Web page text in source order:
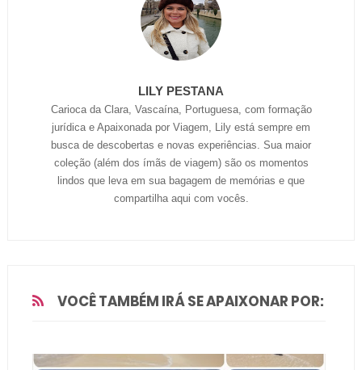
LILY PESTANA
Carioca da Clara, Vascaína, Portuguesa, com formação
jurídica e Apaixonada por Viagem, Lily está sempre em
busca de descobertas e novas experiências. Sua maior
coleção (além dos ímãs de viagem) são os momentos
lindos que leva em sua bagagem de memórias e que
compartilha aqui com vocês.
VOCÊ TAMBÉM IRÁ SE APAIXONAR POR: